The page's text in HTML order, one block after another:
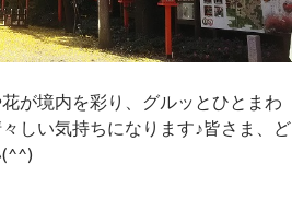
が境内を彩り、グルッとひとまわ
しい気持ちになります♪皆さま、ど
(^^)